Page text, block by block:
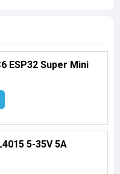
ESP32 Super Mini
5-35V 5A